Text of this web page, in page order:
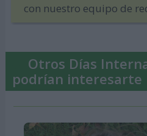
con nuestro equipo de
Otros Días
podrían interesarte